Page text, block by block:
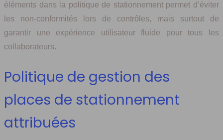
éléments dans la politique de stationnement permet d’éviter
les non-conformités lors de contrôles, mais surtout de
garantir une expérience utilisateur fluide pour tous les
collaborateurs.
Politique de gestion des
places de stationnement
attribuées